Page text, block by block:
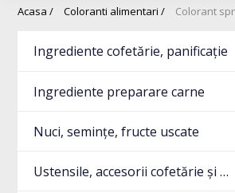
Acasa / Coloranti alimentari / Colorant
Ingrediente cofetărie, panificație
Ingrediente preparare carne
Nuci, semințe, fructe uscate
Ustensile, accesorii cofetărie și gatit